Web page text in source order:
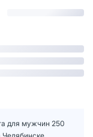
для мужчин 250